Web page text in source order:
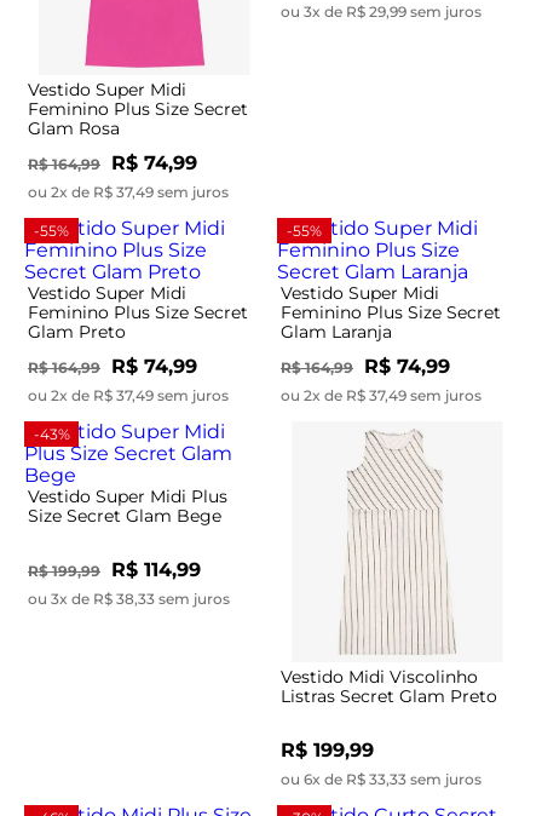
Vestido Super Midi
Feminino Plus Size Secret
Glam Rosa
R$ 164,99 R$ 74,99
ou 2x de R$ 37,49 sem juros
ou 3x de R$ 29,99 sem juros
-55%
Vestido Super Midi
Feminino Plus Size Secret
Glam Preto
R$ 164,99 R$ 74,99
ou 2x de R$ 37,49 sem juros
-55%
Vestido Super Midi
Feminino Plus Size Secret
Glam Laranja
R$ 164,99 R$ 74,99
ou 2x de R$ 37,49 sem juros
-43%
Vestido Super Midi Plus
Size Secret Glam Bege
R$ 199,99 R$ 114,99
ou 3x de R$ 38,33 sem juros
Vestido Midi Viscolinho
Listras Secret Glam Preto
R$ 199,99
ou 6x de R$ 33,33 sem juros